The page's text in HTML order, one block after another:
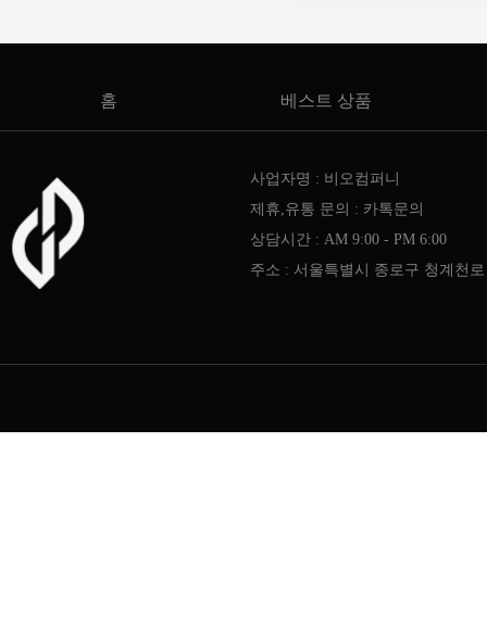
홈 베스트 상품
사업자명 : 비오컴퍼니
제휴,유통 문의 : 카톡문의
상담시간 : AM 9:00 - PM 6:00
주소 : 서울특별시 종로구 청계천로